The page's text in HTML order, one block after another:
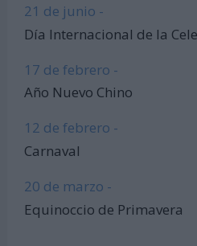
21 de junio -
Día Internacional de la
17 de febrero -
Año Nuevo Chino
12 de febrero -
Carnaval
20 de marzo -
Equinoccio de Primavera